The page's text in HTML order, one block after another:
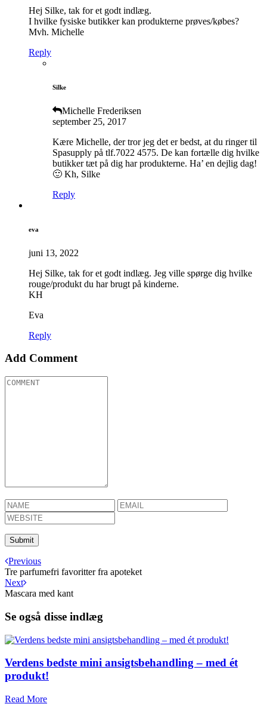
Hej Silke, tak for et godt indlæg.
I hvilke fysiske butikker kan produkterne prøves/købes?
Mvh. Michelle
Reply
Silke
Michelle Frederiksen
september 25, 2017
Kære Michelle, der tror jeg det er bedst, at du ringer til
Spasupply på tlf.7022 4575. De kan fortælle dig hvilke
butikker tæt på dig har produkterne. Ha’ en dejlig dag!
🙂 Kh, Silke
Reply
eva
juni 13, 2022
Hej Silke, tak for et godt indlæg. Jeg ville spørge dig hvilke
rouge/produkt du har brugt på kinderne.
KH
Eva
Reply
Add Comment
Previous
Tre parfumefri favoritter fra apoteket
Next
Mascara med kant
Se også disse indlæg
Verdens bedste mini ansigtsbehandling – med ét
produkt!
Read More